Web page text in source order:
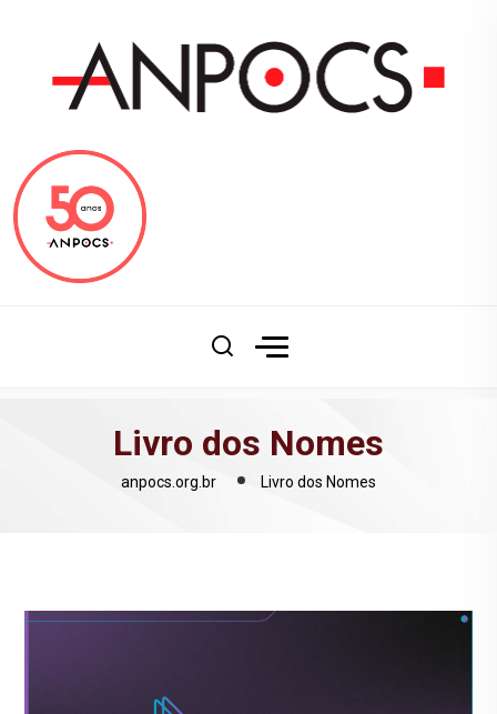
Livro dos Nomes
anpocs.org.br Livro dos Nomes